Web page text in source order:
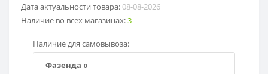
Дата актуальности товара:08-08-2026
Наличие во всех магазинах:3
Наличие для самовывоза:
Фазенда 0